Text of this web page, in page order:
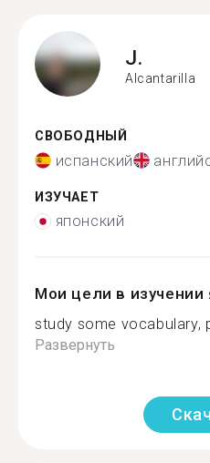
J.
Alcantarilla
СВОБОДНЫЙ
испанский
ИЗУЧАЕТ
японский
Мои цели в изучении
study some vocabulary,
Развернуть